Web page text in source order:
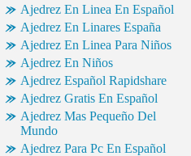
Ajedrez En Linea En Español
Ajedrez En Linares España
Ajedrez En Linea Para Niños
Ajedrez En Niños
Ajedrez Español Rapidshare
Ajedrez Gratis En Español
Ajedrez Mas Pequeño Del
Mundo
Ajedrez Para Pc En Español